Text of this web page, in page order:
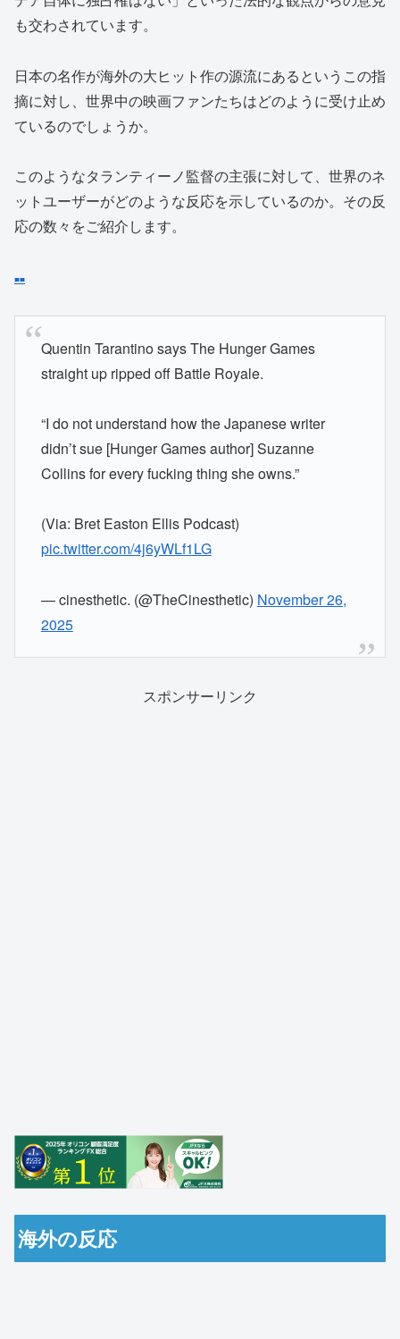
も交わされています。
日本の名作が海外の大ヒット作の源流にあるというこの指
摘に対し、世界中の映画ファンたちはどのように受け止め
ているのでしょうか。
このようなタランティーノ監督の主張に対して、世界のネ
ットユーザーがどのような反応を示しているのか。その反
応の数々をご紹介します。
■■
Quentin Tarantino says The Hunger Games
straight up ripped off Battle Royale.
“I do not understand how the Japanese writer
didn’t sue [Hunger Games author] Suzanne
Collins for every fucking thing she owns.”
(Via: Bret Easton Ellis Podcast)
pic.twitter.com/4j6yWLf1LG
— cinesthetic. (@TheCinesthetic) November 26,
2025
スポンサーリンク
海外の反応